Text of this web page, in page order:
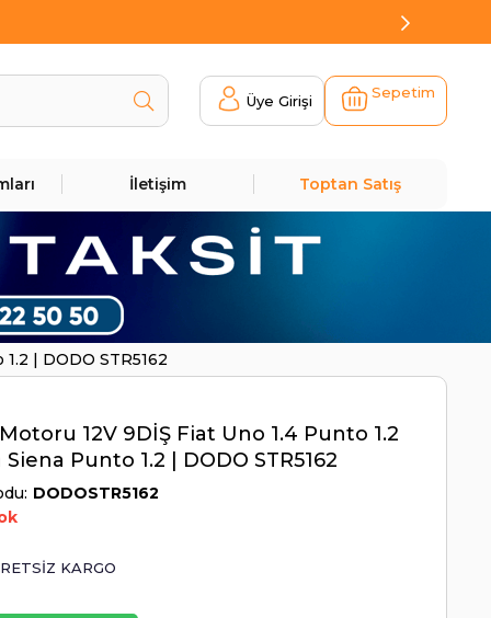
Üye Girişi Sepetim
İletişim Toptan Satış
| DODO STR5162
12V 9DİŞ Fiat Uno 1.4 Punto 1.2
Punto 1.2 | DODO STR5162
DODOSTR5162
KARGO